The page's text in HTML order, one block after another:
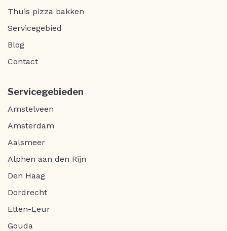
Thuis pizza bakken
Servicegebied
Blog
Contact
Servicegebieden
Amstelveen
Amsterdam
Aalsmeer
Alphen aan den Rijn
Den Haag
Dordrecht
Etten-Leur
Gouda